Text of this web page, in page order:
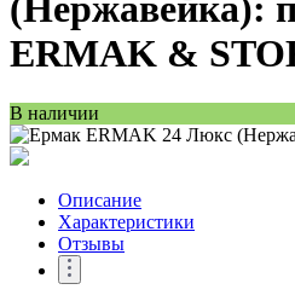
(Нержавейка):
ERMAK &
В наличии
Описание
Характеристики
Отзывы